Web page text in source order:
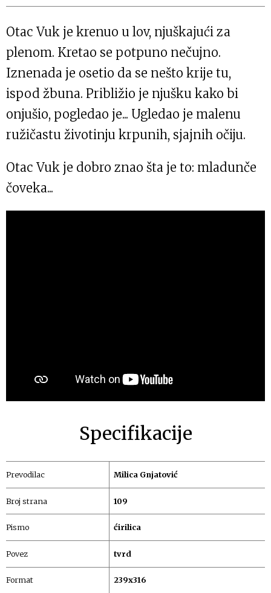
Otac Vuk je krenuo u lov, njuškajući za
plenom. Kretao se potpuno nečujno.
Iznenada je osetio da se nešto krije tu,
ispod žbuna. Približio je njušku kako bi
onjušio, pogledao je... Ugledao je malenu
ružičastu životinju krpunih, sjajnih očiju.
Otac Vuk je dobro znao šta je to: mladunče
čoveka...
Specifikacije
Prevodilac Milica Gnjatović
Broj strana 109
Pismo ćirilica
Povez tvrd
Format 239x316